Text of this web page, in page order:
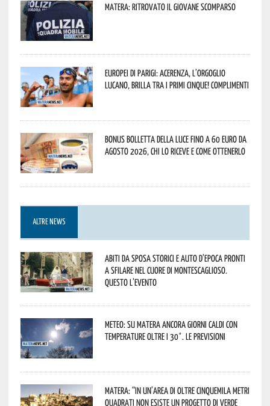
Matera: ritrovato il giovane scomparso
Europei di Parigi: Acerenza, l’orgoglio
lucano, brilla tra i primi cinque! Complimenti
Bonus bolletta della luce fino a 60 euro da
agosto 2026, chi lo riceve e come ottenerlo
ALTRE NEWS
Abiti da sposa storici e auto d’epoca pronti
a sfilare nel cuore di Montescaglioso.
Questo l’evento
Meteo: su Matera ancora giorni caldi con
temperature oltre i 30°. Le previsioni
Matera: “In un’area di oltre cinquemila metri
quadrati non esiste un progetto di verde